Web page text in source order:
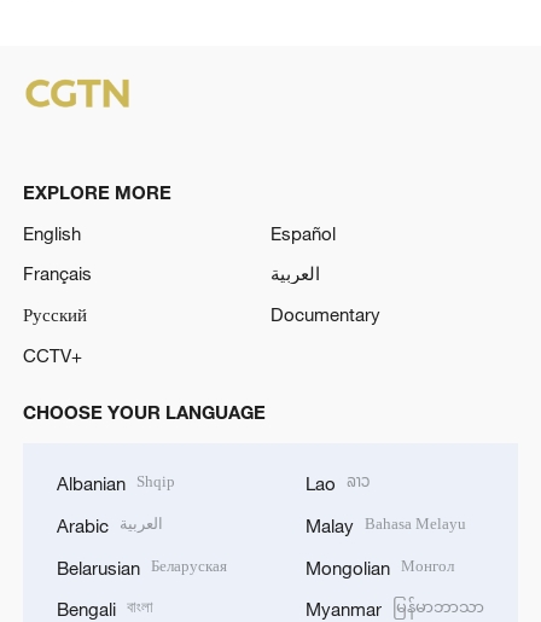
EXPLORE MORE
English
Español
Français
العربية
Русский
Documentary
CCTV+
CHOOSE YOUR LANGUAGE
Albanian Shqip
Arabic العربية
Belarusian Беларуская
Bengali বাংলা
Lao ລາວ
Malay Bahasa Melayu
Mongolian Монгол
Myanmar မြန်မာဘာသာ